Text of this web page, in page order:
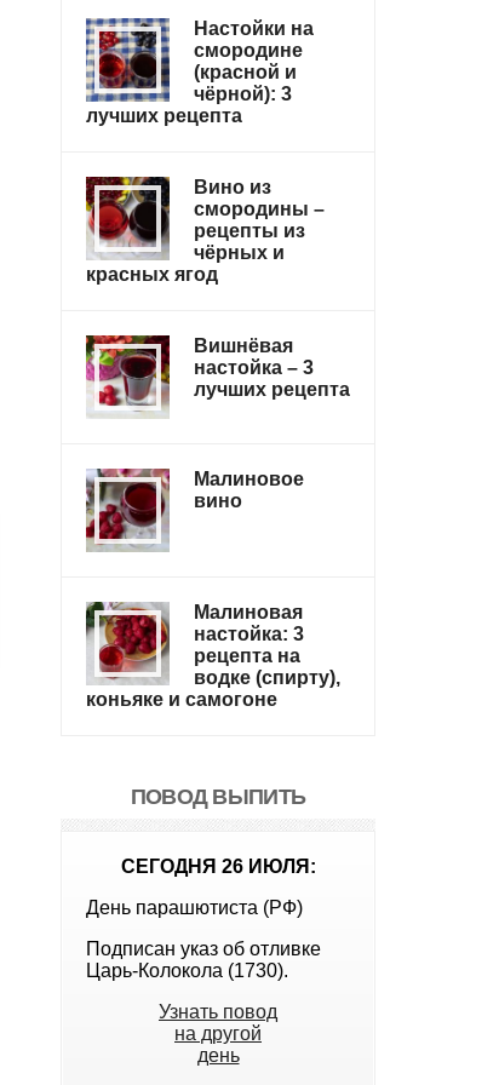
Настойки на
смородине
(красной и
чёрной): 3
лучших рецепта
Вино из
смородины –
рецепты из
чёрных и
красных ягод
Вишнёвая
настойка – 3
лучших рецепта
Малиновое
вино
Малиновая
настойка: 3
рецепта на
водке (спирту),
коньяке и самогоне
ПОВОД ВЫПИТЬ
СЕГОДНЯ 26 ИЮЛЯ:
День парашютиста (РФ)
Подписан указ об отливке
Царь-Колокола (1730).
Узнать повод
на другой
день